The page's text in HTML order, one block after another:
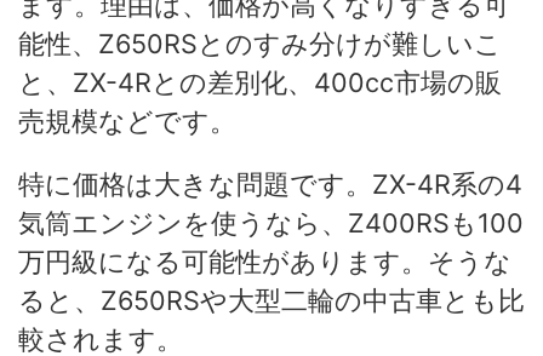
能性、Z650RSとのすみ分けが難しいこ
と、ZX-4Rとの差別化、400cc市場の販
売規模などです。
特に価格は大きな問題です。ZX-4R系の4
気筒エンジンを使うなら、Z400RSも100
万円級になる可能性があります。そうな
ると、Z650RSや大型二輪の中古車とも比
較されます。